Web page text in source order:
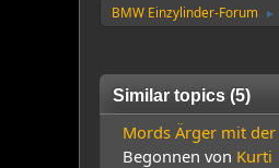
BMW Einzylinder-Forum ►
Similar topics (5)
Mords Ärger mit
Begonnen von Kurti